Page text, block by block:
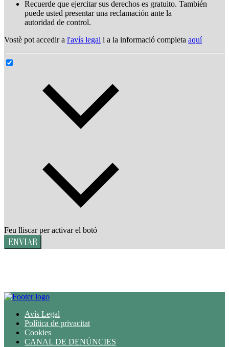
Recuerde que ejercitar sus derechos es gratuito. También
puede usted presentar una reclamación ante la
autoridad de control.
Vostè pot accedir a l'avís legal i a la informació completa aquí
Feu lliscar per activar el botó
ENVIAR
Avís Legal
Política de privacitat
Cookies
CANAL DE DENÚNCIES